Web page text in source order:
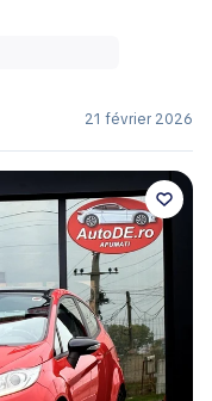
21 février 2026